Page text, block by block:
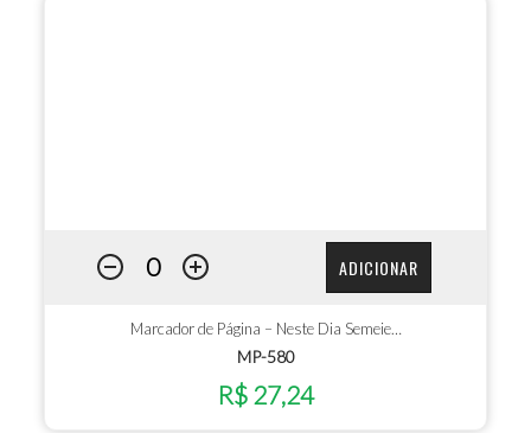
ADICIONAR
Marcador de Página – Neste Dia Semeie…
MP-580
R$ 27,24